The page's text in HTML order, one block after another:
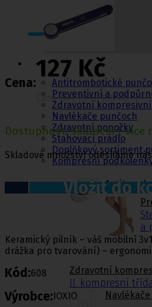
ponožky
Antitrombotické
Preventivní a
Zdravotní
Navlékače punčoch
Zdravotní ponožky
Stahovací prádlo
Doplňkový sortiment
Kompresní
a
Zdravotní
II. kompresní
Cena:
127 Kč
Cena bez DPH: 105 Kč
Dostupnost:skladem( více
Skladové množství odesíláme
Vložit do
Keramický pilník – váš mobilní
drážka pro tvarování) –
Kód:608
Výrobce:IOXIO